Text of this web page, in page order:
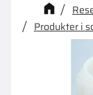
Kanske
Produkter i